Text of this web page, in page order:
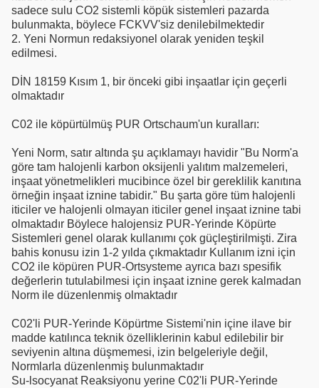
sadece sulu CO2 sistemli köpük sistemleri pazarda
bulunmakta, böylece FCKVV'siz denilebilmektedir
2. Yeni Normun redaksiyonel olarak yeniden teşkil
edilmesi.
DİN 18159 Kısım 1, bir önceki gibi inşaatlar için geçerli
olmaktadır
C02 ile köpürtülmüş PUR Ortschaum'un kuralları:
Yeni Norm, satır altında şu açıklamayı havidir "Bu Norm'a
göre tam halojenli karbon oksijenli yalıtım malzemeleri,
inşaat yönetmelikleri mucibince özel bir gereklilik kanıtına
örneğin inşaat iznine tabidir." Bu şarta göre tüm halojenli
iticiler ve halojenli olmayan iticiler genel inşaat iznine tabi
olmaktadır Böylece halojensiz PUR-Yerinde Köpürte
Sistemleri genel olarak kullanımı çok güçleştirilmişti. Zira
bahis konusu izin 1-2 yılda çıkmaktadır Kullanım izni için
CO2 ile köpüren PUR-Ortsysteme ayrıca bazı spesifik
değerlerin tutulabilmesi için inşaat iznine gerek kalmadan
Norm ile düzenlenmiş olmaktadır
C02'li PUR-Yerinde Köpürtme Sistemi'nin içine ilave bir
madde katılınca teknik özelliklerinin kabul edilebilir bir
seviyenin altına düşmemesi, izin belgeleriyle değil,
Normlarla düzenlenmiş bulunmaktadır
Su-lsocyanat Reaksiyonu yerine C02'li PUR-Yerinde